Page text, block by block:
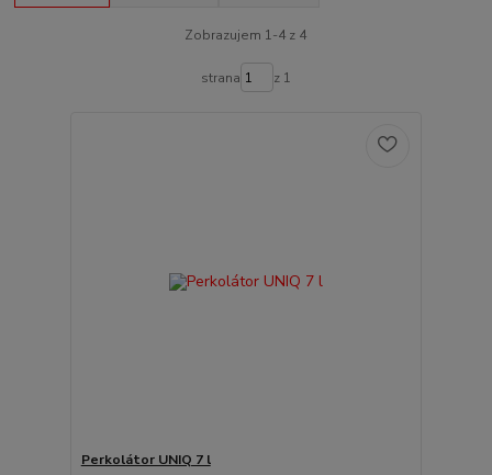
Zobrazujem 1-4 z 4
strana z 1
Perkolátor UNIQ 7 l